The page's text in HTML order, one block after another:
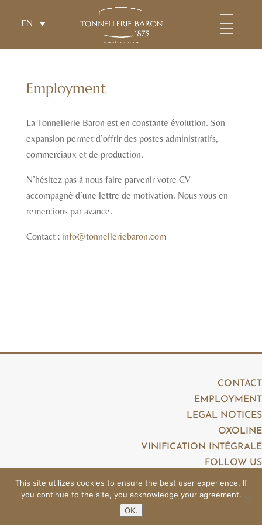
EN
Employment
La Tonnellerie Baron est en constante évolution. Son
expansion permet d’offrir des postes administratifs,
commerciaux et de production.
N’hésitez pas à nous faire parvenir votre CV
accompagné d’une lettre de motivation. Nous vous en
remercions par avance.
Contact : info@tonnelleriebaron.com
CONTACT
EMPLOYMENT
LEGAL NOTICES
OXOLINE
VINIFICATION INTÉGRALE
FOLLOW US
This site utilizes cookies to ensure the best user experience. If
you continue to the site, you acknowledge your agreement.
OK.